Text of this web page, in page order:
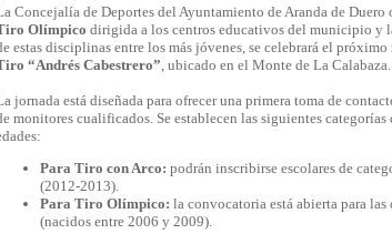
Concejalía de Deportes del Ayuntamiento de Aranda de Duero
Olímpico dirigida a los centros educativos del municipio y
estas disciplinas entre los más jóvenes, se celebrará el próximo
“Andrés Cabestrero”, ubicado en el Monte de La Calabaza.
jornada está diseñada para ofrecer una primera toma de
monitores cualificados. Se establecen las siguientes
Para Tiro con Arco: podrán inscribirse escolares de
(2012-2013).
Para Tiro Olímpico: la convocatoria está abierta para
(nacidos entre 2006 y 2009).